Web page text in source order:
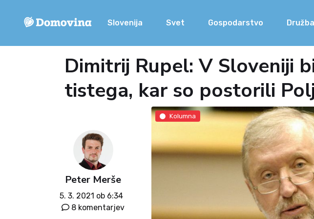
Slovenija Svet Gospodarstvo Družba
Dimitrij Rupel: V Sloveniji
tistega, kar so postorili
Peter Merše
5. 3. 2021 ob 6:34
8 komentarjev
Kolumna